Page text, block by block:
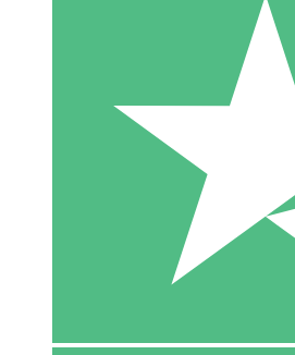
10 Nedladdningar
20 00